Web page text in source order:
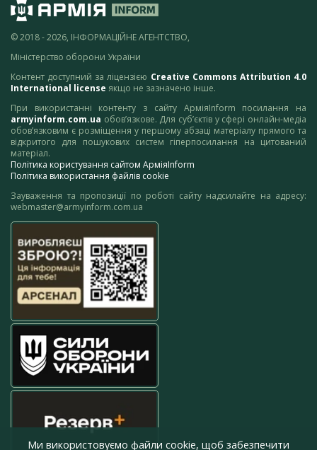
© 2018 - 2026, ІНФОРМАЦІЙНЕ АГЕНТСТВО,
Міністерство оборони України
Контент доступний за ліцензією Creative Commons Attribution 4.0
International license якщо не зазначено інше.
При використанні контенту з сайту АрміяInform посилання на
armyinform.com.ua обов’язкове. Для суб’єктів у сфері онлайн-медіа
обов’язковим є розміщення у першому абзаці матеріалу прямого та
відкритого для пошукових систем гіперпосилання на цитований
матеріал.
Політика користування сайтом АрміяInform
Політика використання файлів cookie
Зауваження та пропозиції по роботі сайту надсилайте на адресу:
webmaster@armyinform.com.ua
Ми використовуємо файли cookie, щоб забезпечити